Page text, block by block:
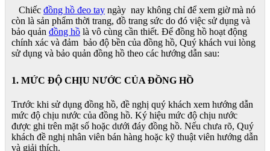
Chiếc đồng hồ đeo tay ngày nay không chỉ để xem giờ mà nó
còn là sản phẩm thời trang, đồ trang sức do đó việc sử dụng và
bảo quản đồng hồ là vô cùng cần thiết. Để đồng hồ hoạt động
chính xác và đảm bảo độ bền của đồng hồ, Quý khách vui lòng
sử dụng và bảo quản đồng hồ theo các hướng dẫn sau:
1. MỨC ĐỘ CHỊU NƯỚC CỦA ĐỒNG HỒ
Trước khi sử dụng đồng hồ, đề nghị quý khách xem hướng dẫn
mức độ chịu nước của đồng hồ. Ký hiệu mức độ chịu nước
được ghi trên mặt số hoặc dưới đáy đồng hồ. Nếu chưa rõ, Quý
khách đề nghị nhân viên bán hàng hoặc kỹ thuật viên hướng dẫn
và giải thích.